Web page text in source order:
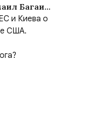
Багаи
и Киева о
США.